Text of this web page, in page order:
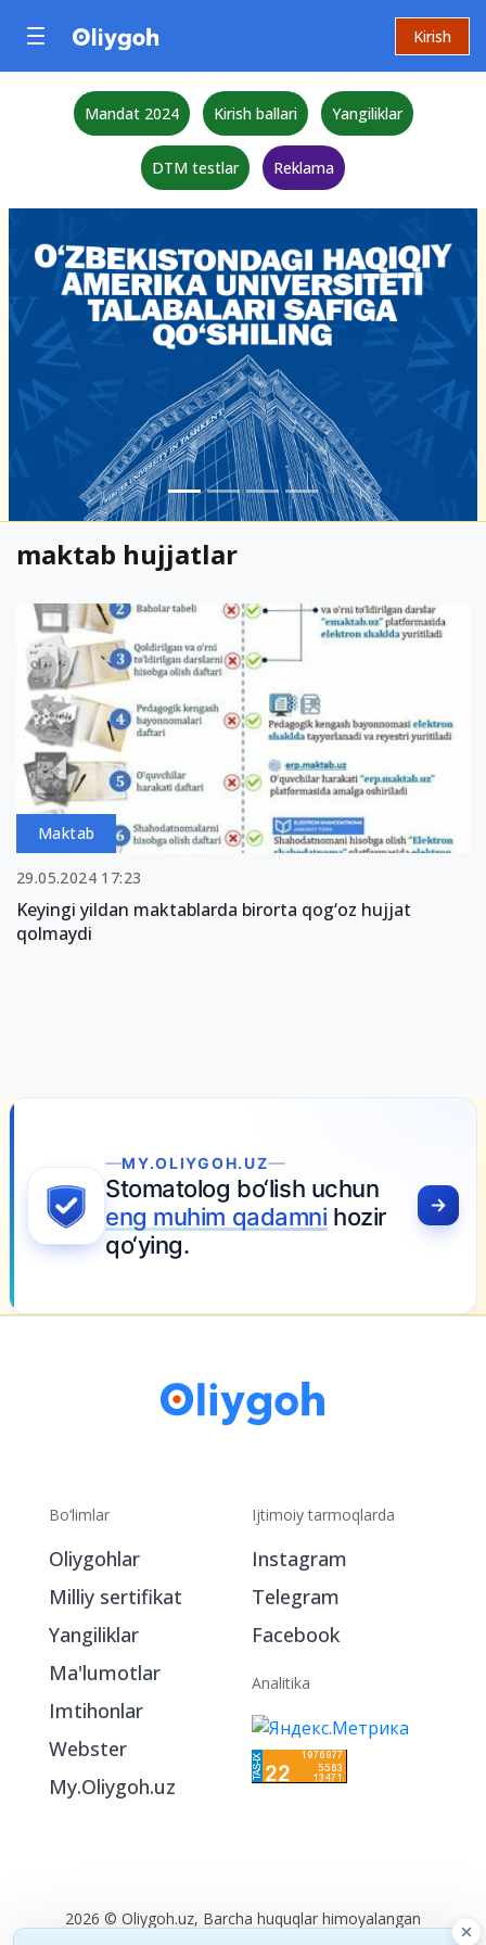
Kirish
Mandat 2024 Kirish ballari Yangiliklar
DTM testlar Reklama
maktab hujjatlar
Maktab
29.05.2024 17:23
Keyingi yildan maktablarda birorta qog‘oz hujjat
qolmaydi
MY.OLIYGOH.UZ
Stomatolog bo‘lish uchun
eng muhim qadamni hozir
qo‘ying.
Bo‘limlar
Oliygohlar
Milliy sertifikat
Yangiliklar
Ma'lumotlar
Imtihonlar
Webster
My.Oliygoh.uz
Ijtimoiy tarmoqlarda
Instagram
Telegram
Facebook
Analitika
2026 © Oliygoh.uz, Barcha huquqlar himoyalangan